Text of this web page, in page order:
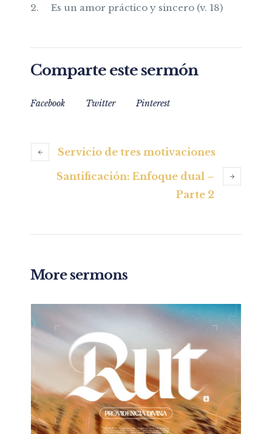
2. Es un amor práctico y sincero (v. 18)
Comparte este sermón
Facebook Twitter Pinterest
Servicio de tres motivaciones
Santificación: Enfoque dual –
Parte 2
More sermons